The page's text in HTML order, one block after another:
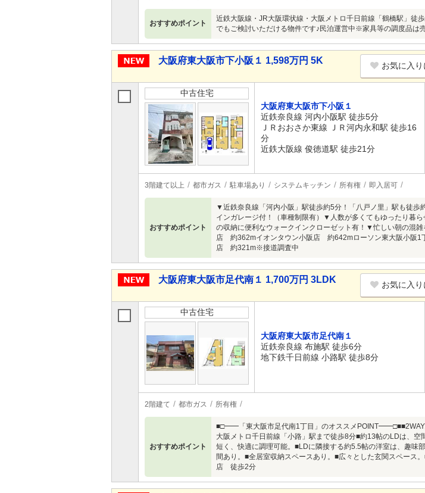
おすすめポイント
近鉄大阪線・JR大阪環状線・大阪メトロ千日前線「鶴橋駅」徒
でもご検討いただける物件です♪民泊運営中※家具等の調度品は
大阪府東大阪市下小阪１ 1,598万円 5K お気に入り
中古住宅
大阪府東大阪市下小阪１
近鉄奈良線 河内小阪駅 徒歩5分
ＪＲおおさか東線 ＪＲ河内永和駅 徒歩16
分
近鉄大阪線 俊徳道駅 徒歩21分
3階建て以上 都市ガス 駐車場あり システムキッチン 所有権 即入居可
おすすめポイント
▼近鉄奈良線「河内小阪」駅徒歩約5分！「八戸ノ里」駅も徒
インガレージ付！（車種制限有）▼人数が多くてもゆったり暮
の収納に便利なウォークインクローゼット有！▼忙しい朝の混
店 約362mイオンタウン小阪店 約642mローソン東大阪小阪
店 約321m※接道調査中
大阪府東大阪市足代南１ 1,700万円 3LDK お気に入り
中古住宅
大阪府東大阪市足代南１
近鉄奈良線 布施駅 徒歩6分
地下鉄千日前線 小路駅 徒歩8分
2階建て 都市ガス 所有権
おすすめポイント
■□━━「東大阪市足代南1丁目」のオススメPOINT━━□■■2WAY
大阪メトロ千日前線「小路」駅まで徒歩8分■約13帖のLDは、
短く、快適に調理可能。■LDに隣接する約5.5帖の洋室は、趣味
間あり。■全居室収納スペースあり。■広々とした玄関スペー
店 徒歩2分